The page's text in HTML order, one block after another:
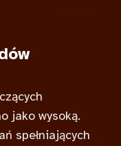
jako wysoką.
spełniających